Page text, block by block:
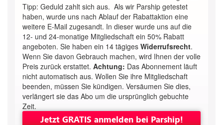
Tipp: Geduld zahlt sich aus. Als wir Parship getestet
haben, wurde uns nach Ablauf der Rabattaktion eine
weitere E-Mail zugesandt. In dieser wurde uns auf die
12- und 24-monatige Mitgliedschaft ein 50% Rabatt
angeboten. Sie haben ein 14 tägiges Widerrufsrecht.
Wenn Sie davon Gebrauch machen, wird Ihnen der volle
Preis zurück erstattet. Achtung: Das Abonnement läuft
nicht automatisch aus. Wollen Sie ihre Mitgliedschaft
beenden, müssen Sie kündigen. Versäumen Sie dies,
verlängert sie das Abo um die ursprünglich gebuchte
Zeit.
Jetzt GRATIS anmelden bei Parship!